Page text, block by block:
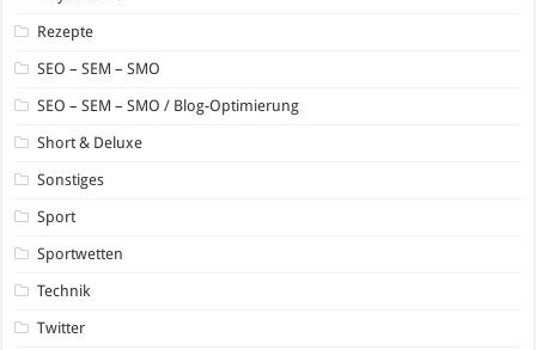
Rezepte
SEO – SEM – SMO
SEO – SEM – SMO / Blog-Optimierung
Short & Deluxe
Sonstiges
Sport
Sportwetten
Technik
Twitter